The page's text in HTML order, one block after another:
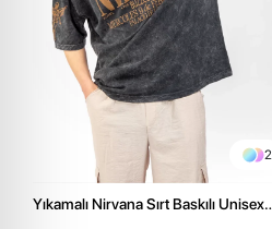
2
Yıkamalı Nirvana Sırt Baskılı Unisex